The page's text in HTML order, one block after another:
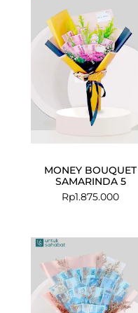
MONEY BOUQUET
SAMARINDA 5
Rp1.875.000